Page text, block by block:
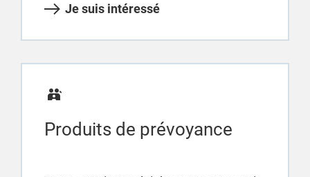
Je suis intéressé
Produits de prévoyance